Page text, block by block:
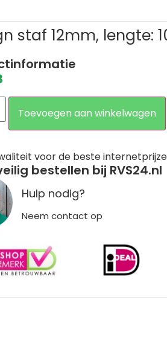
staf 12mm, lengte:
Toevoegen aan winkelwagen
voor de beste
bestellen bij RVS24.nl
Hulp nodig?
Neem contact op